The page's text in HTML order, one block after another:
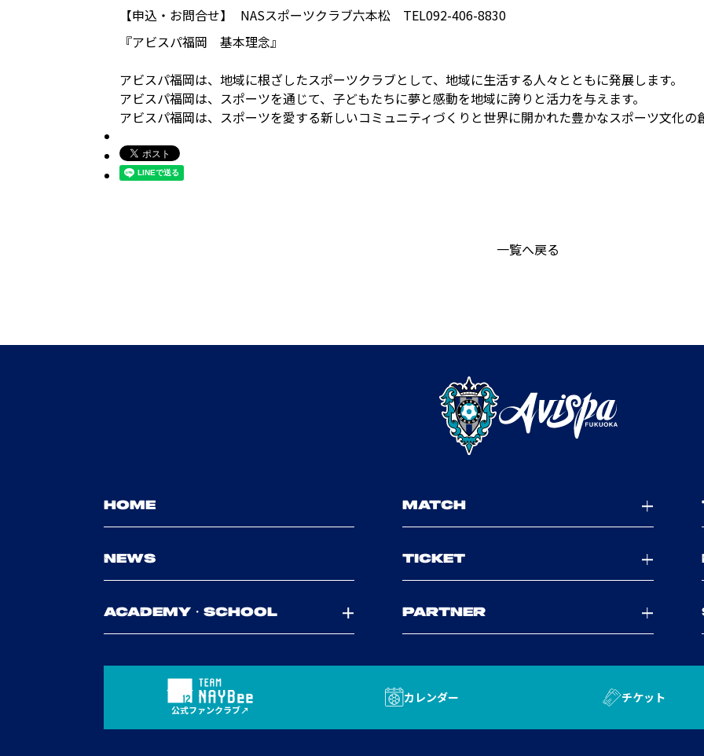
【申込・お問合せ】
NASスポーツクラブ六本松 TEL092-406-8830
『アビスパ福岡 基本理念』
アビスパ福岡は、地域に根ざしたスポーツクラブとして、地域に生活する人々とともに発展します。
アビスパ福岡は、スポーツを通じて、子どもたちに夢と感動を地域に誇りと活力を与えます。
アビスパ福岡は、スポーツを愛する新しいコミュニティづくりと世界に開かれた豊かなスポーツ文化の
一覧へ戻る
HOME MATCH
NEWS TICKET
ACADEMY・SCHOOL PARTNER
公式ファンクラブ
カレンダー チケット